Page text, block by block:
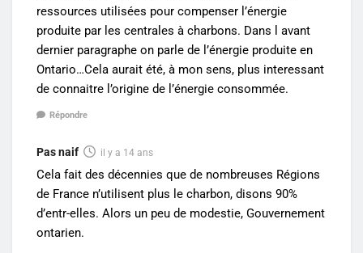
ressources utilisées pour compenser l’énergie
produite par les centrales à charbons. Dans l avant
dernier paragraphe on parle de l’énergie produite en
Ontario…Cela aurait été, à mon sens, plus interessant
de connaitre l’origine de l’énergie consommée.
Répondre
Pas naif il y a 14 ans
Cela fait des décennies que de nombreuses Régions
de France n’utilisent plus le charbon, disons 90%
d’entr-elles. Alors un peu de modestie, Gouvernement
ontarien.